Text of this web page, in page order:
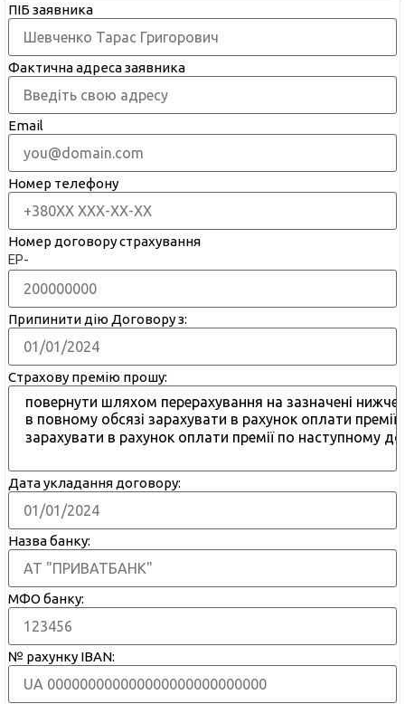
ПІБ заявника
Фактична адреса заявника
Email
Номер телефону
Номер договору страхування
ЕР-
Припинити дію Договору з:
Страхову премію прошу:
Дата укладання договору:
Назва банку:
МФО банку:
№ рахунку IBAN: